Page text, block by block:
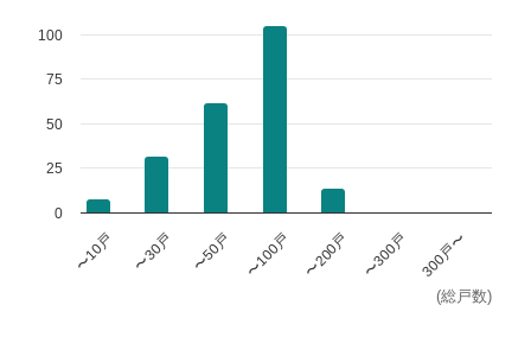
(総戸数)
〜10戸 〜30戸 〜50戸 〜100戸 〜200戸 〜300戸 300戸〜
0
25
50
75
100